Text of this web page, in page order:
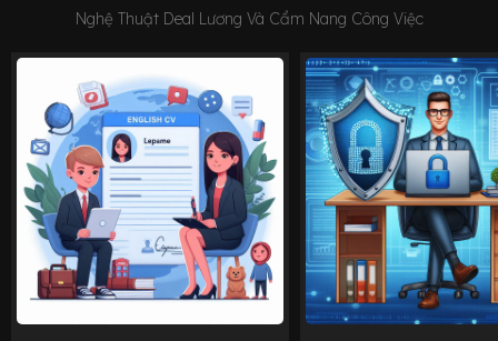
Nghệ Thuật Deal Lương Và Cẩm Nang Công Việc